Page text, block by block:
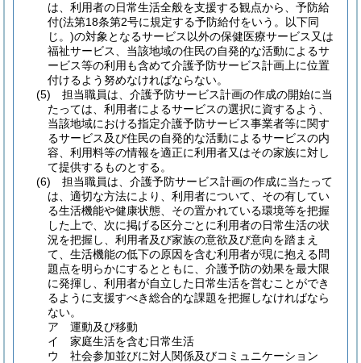
は、利用者の日常生活全般を支援する観点から、予防給
付(法第18条第2号に規定する予防給付をいう。以下同
じ。)の対象となるサービス以外の保健医療サービス又は
福祉サービス、当該地域の住民の自発的な活動によるサ
ービス等の利用も含めて介護予防サービス計画上に位置
付けるよう努めなければならない。
(5)
担当職員は、介護予防サービス計画の作成の開始に当
たっては、利用者によるサービスの選択に資するよう、
当該地域における指定介護予防サービス事業者等に関す
るサービス及び住民の自発的な活動によるサービスの内
容、利用料等の情報を適正に利用者又はその家族に対し
て提供するものとする。
(6)
担当職員は、介護予防サービス計画の作成に当たって
は、適切な方法により、利用者について、その有してい
る生活機能や健康状態、その置かれている環境等を把握
した上で、次に掲げる区分ごとに利用者の日常生活の状
況を把握し、利用者及び家族の意欲及び意向を踏まえ
て、生活機能の低下の原因を含む利用者が現に抱える問
題点を明らかにするとともに、介護予防の効果を最大限
に発揮し、利用者が自立した日常生活を営むことができ
るように支援すべき総合的な課題を把握しなければなら
ない。
ア
運動及び移動
イ
家庭生活を含む日常生活
ウ
社会参加並びに対人関係及びコミュニケーション